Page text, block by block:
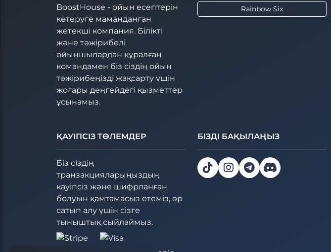
BoostHouse - ойын есептерін
көтеруге маманданған
жетекші компания. Білікті
және тәжірибелі
ойыншылардан құралған
командамен біз сіздің ойын
тәжірибеңізді жақсарту үшін
жоғары деңгейдегі қызметтер
ұсынамыз.
Rainbow Six
ҚАУІПСІЗ ТӨЛЕМДЕР
Біз сіздің
транзакцияларыңыздың
қауіпсіз және шифрланған
болуын қамтамасыз етеміз, әр
сатып алу үшін сізге
тыныштық сыйлаймыз.
БІЗДІ БАҚЫЛАҢЫЗ